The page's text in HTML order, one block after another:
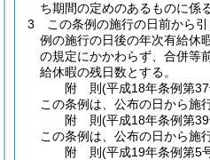
ち期間の定めのあるものに係
3
この条例の施行の日前から
例の施行の日後の年次有給休
の規定にかかわらず、合併等
給休暇の残日数とする。
附 則(平成18年条例第
この条例は、公布の日から施
附 則(平成18年条例第
この条例は、公布の日から施
附 則(平成19年条例第5